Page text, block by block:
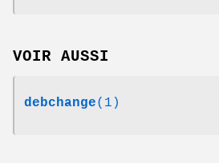
VOIR AUSSI
debchange(1)